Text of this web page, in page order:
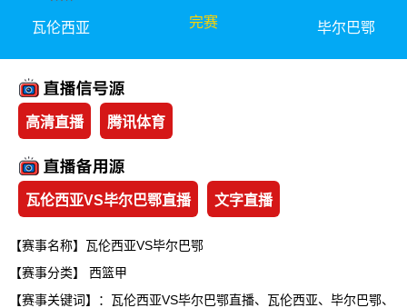
瓦伦西亚 完赛 毕尔巴鄂
高清直播 腾讯体育
瓦伦西亚VS毕尔巴鄂直播 文字直播
【赛事名称】瓦伦西亚VS毕尔巴鄂
【赛事分类】 西篮甲
【赛事关键词】：瓦伦西亚VS毕尔巴鄂直播、瓦伦西亚、毕尔巴鄂、